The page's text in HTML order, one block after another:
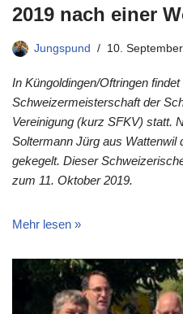
2019 nach einer
Jungspund 10.
In Küngoldingen/Oftringen findet
Schweizermeisterschaft der
Vereinigung (kurz SFKV) statt.
Soltermann Jürg aus Wattenwil
gekegelt. Dieser
zum 11. Oktober 2019.
Mehr lesen »